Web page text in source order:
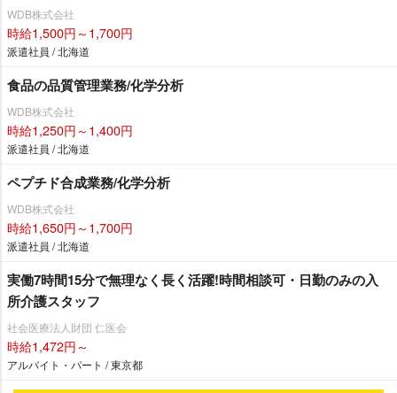
WDB株式会社
時給1,500円～1,700円
派遣社員 / 北海道
食品の品質管理業務/化学分析
WDB株式会社
時給1,250円～1,400円
派遣社員 / 北海道
ペプチド合成業務/化学分析
WDB株式会社
時給1,650円～1,700円
派遣社員 / 北海道
実働7時間15分で無理なく長く活躍!時間相談可・日勤のみの入
所介護スタッフ
社会医療法人財団 仁医会
時給1,472円～
アルバイト・パート / 東京都